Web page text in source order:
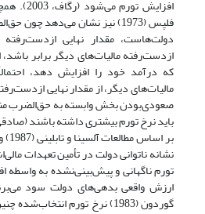
فلپس (1973) نیز نشان می‌دهد
دولت‌هاست، مقدار نهایی ازدست‌رفته
ازدست‌رفته مالیات‌های دیگر برابر باشد،
که درآمد خود را افزایش دهد،
مالیات‌های دیگر، از مقدار نهایی
صعودی‌بودن بخش وابسته به حق‌الضرب
باید نرخ تورم بیشتری داشته باشند (صادقی،
نشانه ناتوانی دولت در تأمین تعهدات
تورم ناگهانی و پیش‌بینی‌نشده به
ارزش واقعی بدهی‌های دولت سود
گوردون (1983) نرخ تورم